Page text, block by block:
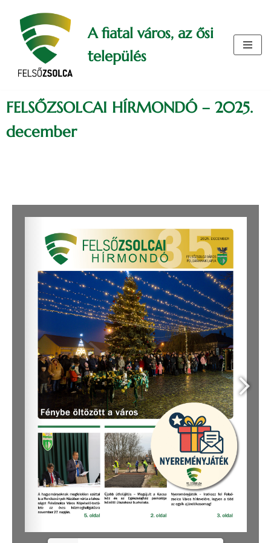
Skip
content
A fiatal város, az ősi
település
FELSŐZSOLCAI HÍRMONDÓ – 2025.
december